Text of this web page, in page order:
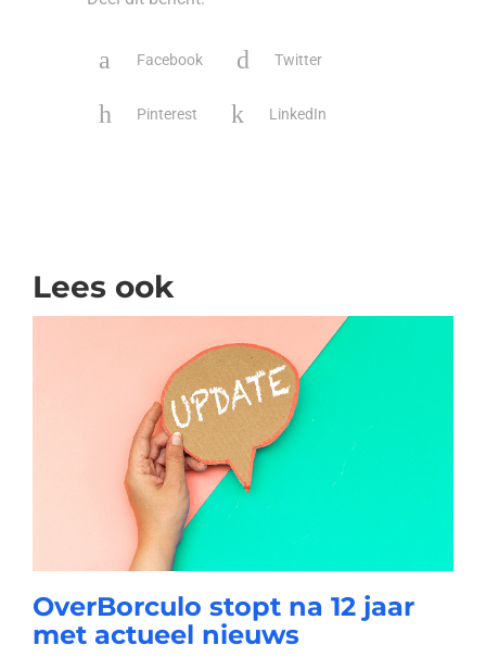
Facebook Twitter
Pinterest LinkedIn
Lees ook
OverBorculo stopt na 12 jaar
met actueel nieuws